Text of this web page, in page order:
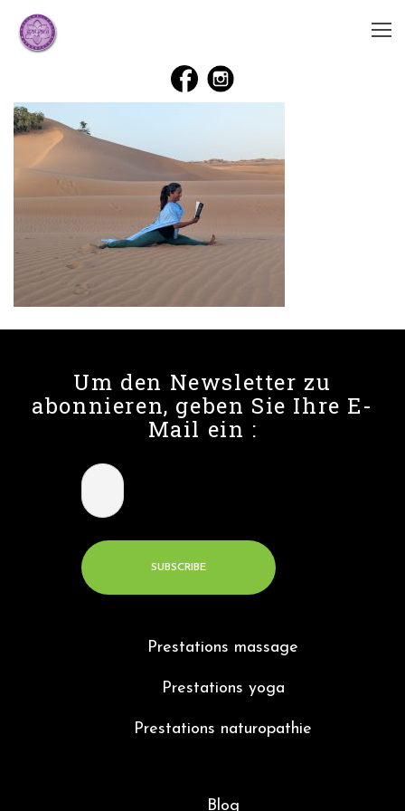
Um den Newsletter zu
abonnieren, geben Sie Ihre E-
Mail ein :
Prestations massage
Prestations yoga
Prestations naturopathie
Blog